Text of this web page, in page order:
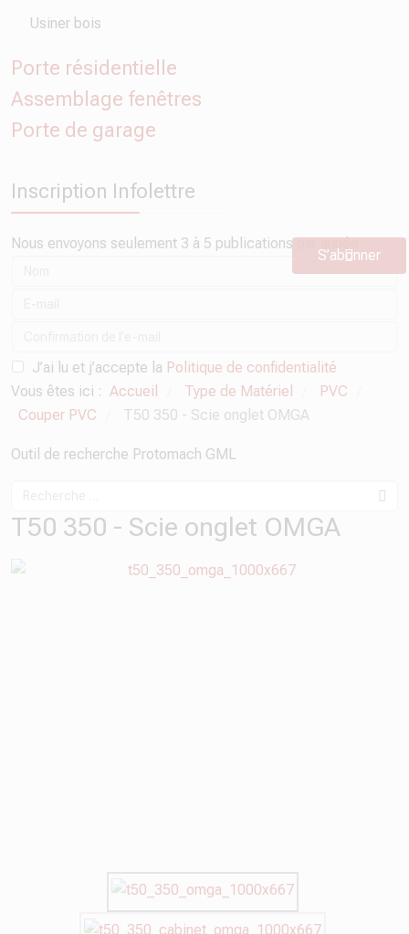
Usiner bois
Porte résidentielle
Assemblage fenêtres
Porte de garage
Inscription Infolettre
Nous envoyons seulement 3 à 5 publications par année.
J’ai lu et j’accepte la Politique de confidentialité
S’abonner
Vous êtes ici : Accueil Type de Matériel PVC
Couper PVC
T50 350 - Scie onglet OMGA
Outil de recherche Protomach GML
T50 350 - Scie onglet OMGA